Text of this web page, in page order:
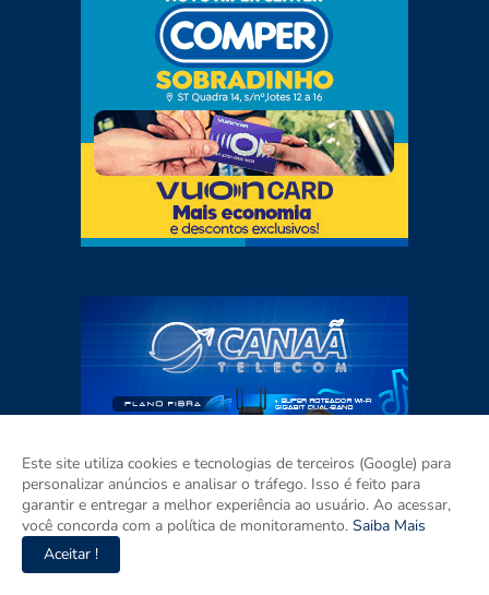
Este site utiliza cookies e tecnologias de terceiros (Google) para
personalizar anúncios e analisar o tráfego. Isso é feito para
garantir e entregar a melhor experiência ao usuário. Ao acessar,
você concorda com a política de monitoramento. Saiba Mais
Aceitar !